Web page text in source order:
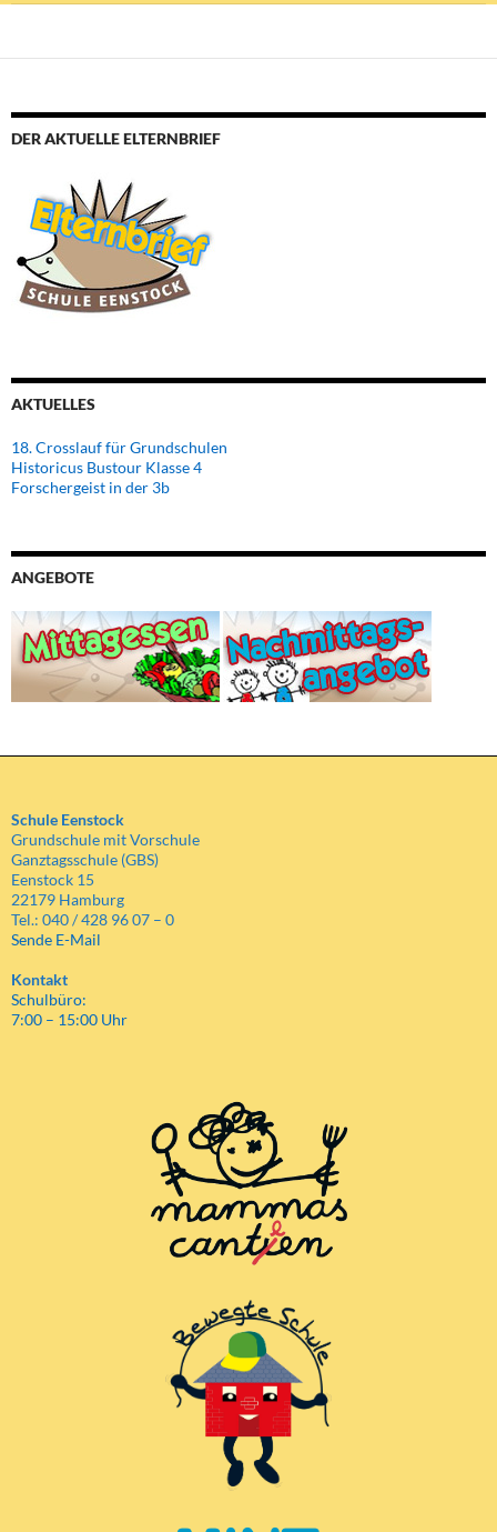
DER AKTUELLE ELTERNBRIEF
AKTUELLES
18. Crosslauf für Grundschulen
Historicus Bustour Klasse 4
Forschergeist in der 3b
ANGEBOTE
Schule Eenstock
Grundschule mit Vorschule
Ganztagsschule (GBS)
Eenstock 15
22179 Hamburg
Tel.: 040 / 428 96 07 – 0
Sende E-Mail
Kontakt
Schulbüro:
7:00 – 15:00 Uhr